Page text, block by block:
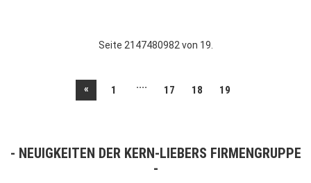
Seite 2147480982 von 19.
« 1 .... 17 18 19
NEUIGKEITEN DER KERN-LIEBERS FIRMENGRUPPE